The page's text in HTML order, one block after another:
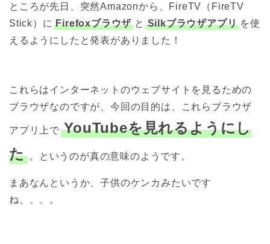
ところが先日、突然Amazonから、FireTV（FireTV
Stick）に Firefoxブラウザ と Silkブラウザアプリ を使
えるようにしたと発表がありました！
これらはインターネットのウェブサイトを見るための
ブラウザなのですが、今回の目的は、これらブラウザ
アプリ上で YouTubeを見れるようにし
た 。というのが真の意味のようです。
まあなんというか、子供のケンカみたいです
ね、、、。